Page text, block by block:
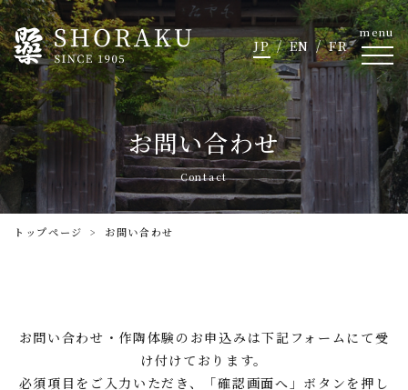
menu
JP EN FR
お問い合わせ
Contact
トップページ お問い合わせ
お問い合わせ・作陶体験のお申込みは下記フォームにて受
け付けております。
必須項目をご入力いただき、「確認画面へ」ボタンを押し